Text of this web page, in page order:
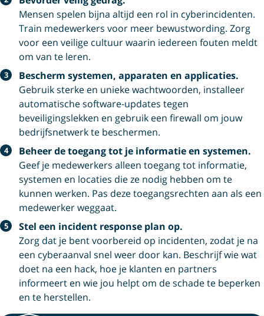
Mensen spelen bijna altijd een rol in cyberincidenten.
Train medewerkers voor meer bewustwording. Zorg
voor een veilige cultuur waarin iedereen fouten meldt
om van te leren.
Bescherm systemen, apparaten en applicaties.
Gebruik sterke en unieke wachtwoorden, installeer
automatische software-updates tegen
beveiligingslekken en gebruik een firewall om jouw
bedrijfsnetwerk te beschermen.
Beheer de toegang tot je informatie en systemen.
Geef je medewerkers alleen toegang tot informatie,
systemen en locaties die ze nodig hebben om te
kunnen werken. Pas deze toegangsrechten aan als een
medewerker weggaat.
Stel een incident response plan op.
Zorg dat je bent voorbereid op incidenten, zodat je na
een cyberaanval snel weer door kan. Beschrijf wie wat
doet na een hack, hoe je klanten en partners
informeert en wie jou helpt om de schade te beperken
en te herstellen.